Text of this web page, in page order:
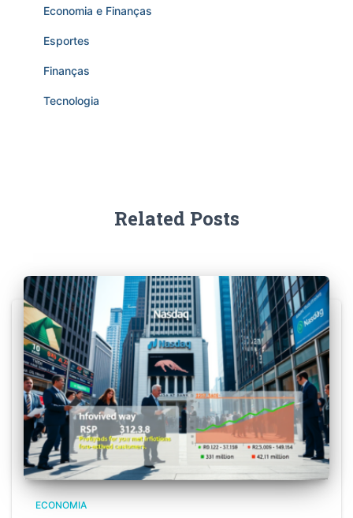
Economia e Finanças
Esportes
Finanças
Tecnologia
Related Posts
ECONOMIA